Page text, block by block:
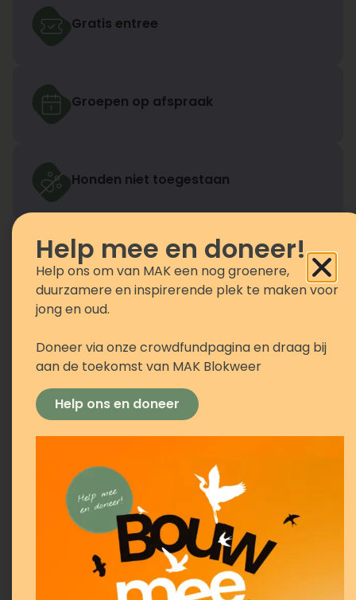
Gratis entree
Groepen op afspraak
Honden niet toegestaan
Openingstijden
maart:
wo, vr, za, zo: 10.00 -
16.00 uur
01 april t/m 31
oktober:
17.00 uur
Extra open op de
volgende
feestdagen:
2e Paasdag,
Hemelvaartsdag en 2e
Help mee en doneer!
Help ons om van MAK een nog groenere,
duurzamere en inspirerende plek te maken voor
jong en oud.
Doneer via onze crowdfundpagina en draag bij
aan de toekomst van MAK Blokweer
Help ons en doneer